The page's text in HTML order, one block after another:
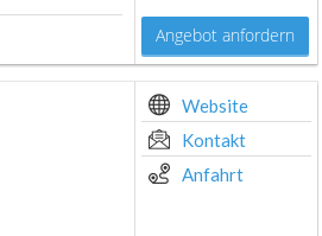
Angebot anfordern
Website
Kontakt
Anfahrt